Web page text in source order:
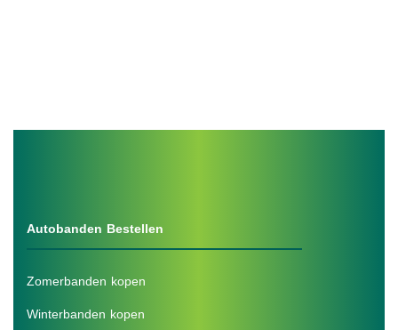
Autobanden Bestellen
Zomerbanden kopen
Winterbanden kopen